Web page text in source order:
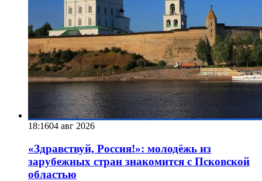
18:1604 авг 2026
«Здравствуй, Россия!»: молодёжь из
зарубежных стран знакомится с Псковской
областью